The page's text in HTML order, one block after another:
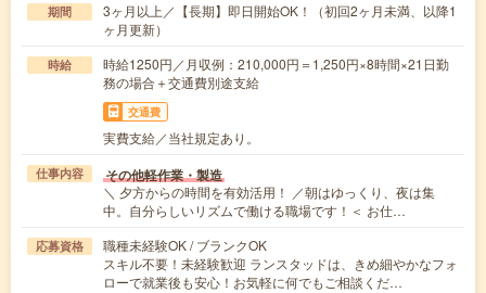
期間
3ヶ月以上／【長期】即日開始OK！（初回2ヶ月未満、以降1
ヶ月更新）
時給
時給1250円／月収例：210,000円＝1,250円×8時間×21日勤
務の場合＋交通費別途支給
交通費
実費支給／当社規定あり。
仕事内容 その他軽作業・製造
＼ 夕方からの時間を有効活用！ ／朝はゆっくり、夜は集
中。自分らしいリズムで働ける職場です！＜ お仕…
応募資格
職種未経験OK / ブランクOK
スキル不要！未経験歓迎 ランスタッドは、きめ細やかなフォ
ローで就業後も安心！お気軽に何でもご相談くだ…